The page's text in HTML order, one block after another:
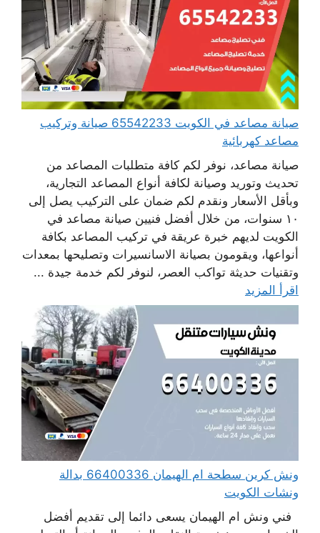
صيانة مصاعد في الكويت 65542233 صيانة وتركيب
مصاعد كهربائية
صيانة مصاعد، نوفر لكم كافة متطلبات المصاعد من
تحديث وتوريد وصيانة لكافة أنواع المصاعد التجارية،
وبأقل الأسعار ونقدم لكم ضمان على التركيب يصل إلى
١٠ سنوات، من خلال أفضل فنيين صيانة مصاعد في
الكويت لديهم خبرة عريقة في تركيب المصاعد بكافة
أنواعها، ويقومون بصيانة الاسانسيرات وتصليحها بمعدات
وتقنيات حديثة تواكب العصر، لنوفر لكم خدمة جيدة ...
اقرأ المزيد
ونش كرين سطحة ام الهيمان 66400336 بدالة
ونشات الكويت
فني ونش ام الهيمان يسعى دائما إلى تقديم أفضل